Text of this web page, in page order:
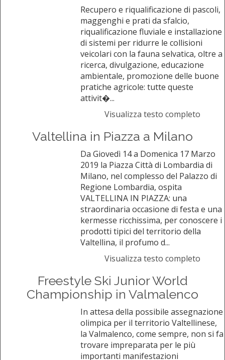
Recupero e riqualificazione di pascoli,
maggenghi e prati da sfalcio,
riqualificazione fluviale e installazione
di sistemi per ridurre le collisioni
veicolari con la fauna selvatica, oltre a
ricerca, divulgazione, educazione
ambientale, promozione delle buone
pratiche agricole: tutte queste
attivit�...
Visualizza testo completo
Valtellina in Piazza a Milano
Da Giovedì 14 a Domenica 17 Marzo
2019 la Piazza Città di Lombardia di
Milano, nel complesso del Palazzo di
Regione Lombardia, ospita
VALTELLINA IN PIAZZA: una
straordinaria occasione di festa e una
kermesse ricchissima, per conoscere i
prodotti tipici del territorio della
Valtellina, il profumo d...
Visualizza testo completo
Freestyle Ski Junior World
Championship in Valmalenco
In attesa della possibile assegnazione
olimpica per il territorio Valtellinese,
la Valmalenco, come sempre, non si fa
trovare impreparata per le più
importanti manifestazioni